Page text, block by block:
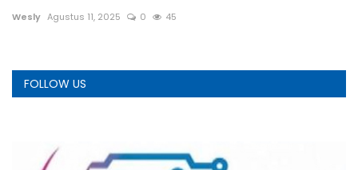
Wesly Agustus 11, 2025 0 45
FOLLOW US